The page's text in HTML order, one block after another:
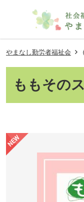
やまなし勤労者福祉会
ももその